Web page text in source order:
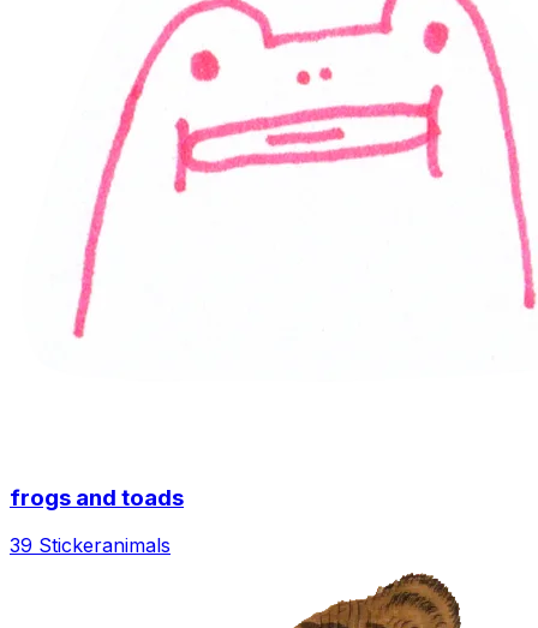
frogs and toads
39 Stickeranimals